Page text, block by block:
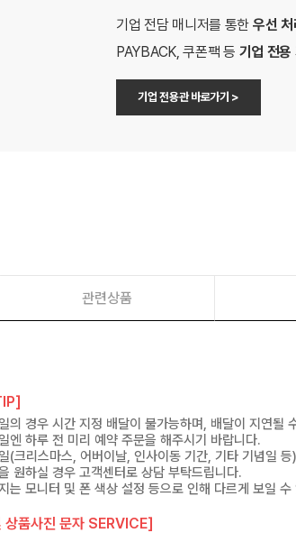
기업 전담 매니저를 통한 우선
PAYBACK, 쿠폰팩 등 기업 전용
기업 전용관 바로가기 >
관련상품
의 경우 시간 지정 배달이 불가능하며, 배달이 지연될
엔 하루 전 미리 예약 주문을 해주시기 바랍니다.
(크리스마스, 어버이날, 인사이동 기간, 기타 기념일 등)
원하실 경우 고객센터로 상담 부탁드립니다.
는 모니터 및 폰 색상 설정 등으로 인해 다르게 보일 수
상품사진 문자 SERVICE]